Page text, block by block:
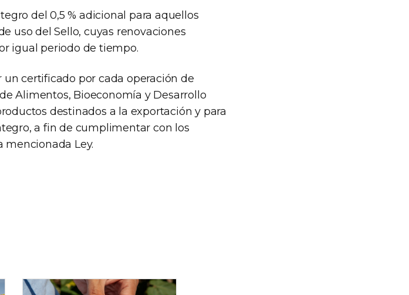
del 0,5 % adicional para aquellos
uso del Sello, cuyas renovaciones
igual periodo de tiempo.
certificado por cada operación de
Alimentos, Bioeconomía y Desarrollo
destinados a la exportación y para
a fin de cumplimentar con los
mencionada Ley.